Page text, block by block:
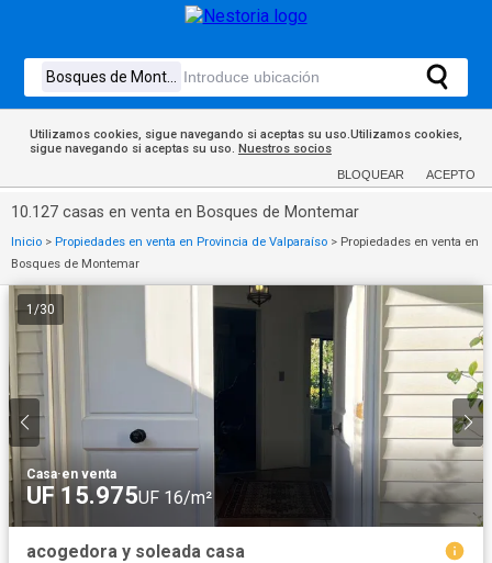
Utilizamos cookies, sigue navegando si aceptas su uso.Utilizamos cookies,
sigue navegando si aceptas su uso. Nuestros socios
BLOQUEAR ACEPTO
10.127 casas en venta en Bosques de Montemar
Inicio > Propiedades en venta en Provincia de Valparaíso > Propiedades en venta en
Bosques de Montemar
1 /30
Casa·en venta
UF 15.975UF 16/m²
acogedora y soleada casa